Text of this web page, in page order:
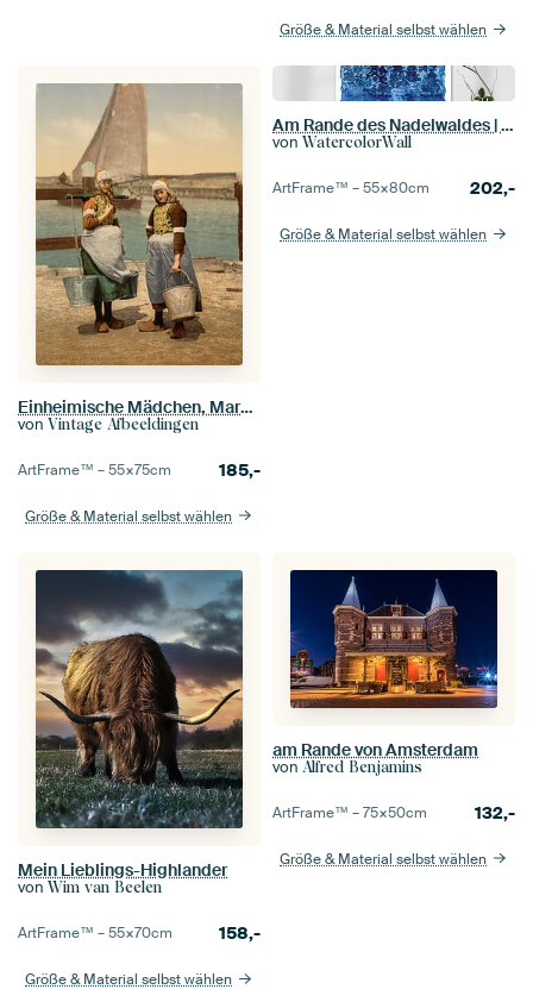
Größe & Material selbst wählen
Einheimische Mädchen, Marken Island, Holland
von Vintage Afbeeldingen
ArtFrame™ –55×75cm 185,-
Größe & Material selbst wählen
Am Rande des Nadelwaldes | Aquarellmalerei
von WatercolorWall
ArtFrame™ –55×80cm 202,-
Größe & Material selbst wählen
Mein Lieblings-Highlander
von Wim van Beelen
ArtFrame™ –55×70cm 158,-
Größe & Material selbst wählen
am Rande von Amsterdam
von Alfred Benjamins
ArtFrame™ –75×50cm 132,-
Größe & Material selbst wählen